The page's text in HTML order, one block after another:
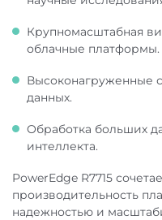
Крупномасштабная
облачные платформы.
Высоконагруженные
данных.
Обработка больших
интеллекта.
PowerEdge R7715
производительность
надежностью и